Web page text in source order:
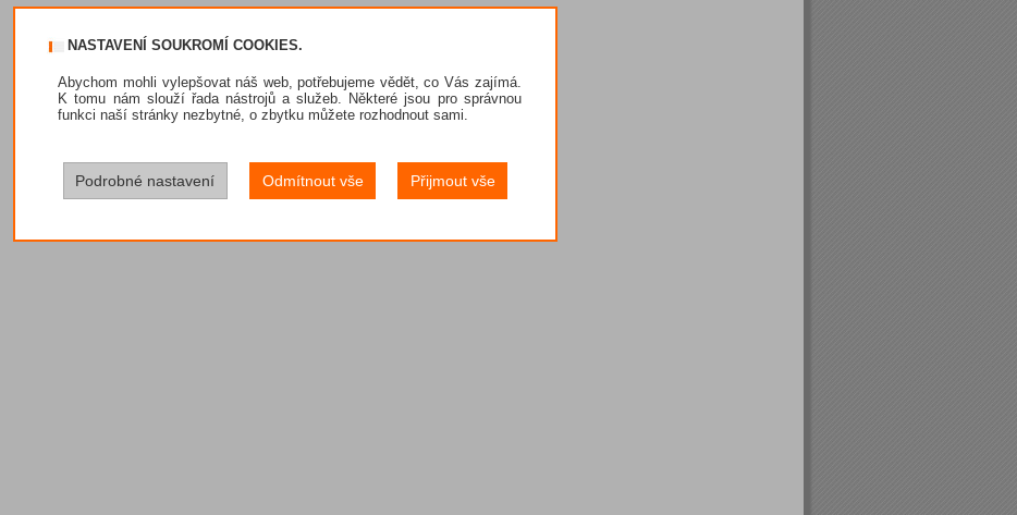
NASTAVENÍ SOUKROMÍ COOKIES.
Abychom mohli vylepšovat náš web, potřebujeme vědět, co Vás zajímá.
K tomu nám slouží řada nástrojů a služeb. Některé jsou pro správnou
funkci naší stránky nezbytné, o zbytku můžete rozhodnout sami.
Podrobné nastavení Odmítnout vše Přijmout vše